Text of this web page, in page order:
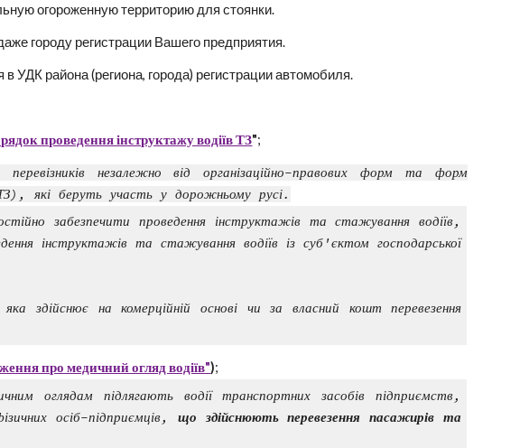
огороженную территорию для стоянки.
городу регистрации Вашего предприятия.
УДК района (региона, города) регистрации автомобиля.
проведення інструктажу водіїв ТЗ";
незалежно від організаційно-правових форм та форм
які беруть участь у дорожньому русі.
забезпечити проведення інструктажів та стажування водіїв,
інструктажів та стажування водіїв із суб'єктом господарської
здійснює на комерційній основі чи за власний кошт перевезення
про медичний огляд водіїв");
оглядам підлягають водії транспортних засобів підприємств,
осіб-підприємців, що здійснюють перевезення пасажирів та